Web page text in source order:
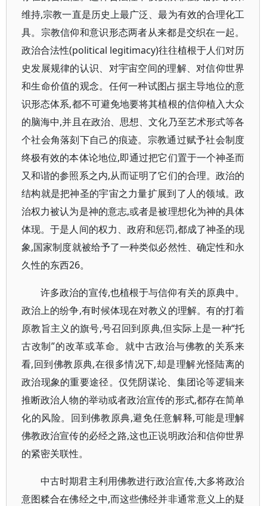
维持,宗教一直是历史上最广泛、最为有效的合理化工
具。宗教信仰和意识形态两者从来都是交织在一起。
政治合法性(political legitimacy)往往植根于人们对历
史发展规律的认识、对宇宙空间的理解、对信仰世界
和生命价值的观念。任何一种试图占据主导地位的意
识形态体系,都不可避免地要将其植根的信仰植入大众
的脑海中,并且在政治、思想、文化乃至艺术形式等各
个社会角落刻下自己的痕迹。宗教通过赋予社会制度
终极有效的本体论地位,即通过把它们置于一个神圣而
又和谐的参照系之内,从而证明了它们的合理。政治的
结构就是把神圣的宇宙之力量扩展到了人的领域。政
治权力被认为是神的意志,或者是被理想化为神的具体
体现。于是人间的权力、政府和惩罚,都成了神圣的现
象,国家制度就被给予了一种类似必然性、确定性和永
久性的东西26。
许多政治的宣传,也植根于与信仰有关的原典中。
政治上的纷争,有时候体现在对教义的理解。有的打着
原教旨主义的旗号,号召回到原典,但实际上是一种“托
古改制”的改革或革命。就中古政治与佛教的关系来
看,回到佛教原典,在很多情况下,却是理解光怪陆离的
政治现象的重要途径。仅凭阴谋论、集团论等逻辑来
推断政治人物的举动或者政治宣传的形式,都存在简单
化的风险。回到佛教原典,避免任意解释,可能是理解
佛教政治宣传的必经之路,这也正说明政治和信仰世界
的紧密关联性。
中古时期君主利用佛教进行政治宣传,大多将政治
意图糅合在佛经之中,而这些佛经并非通常意义上的疑